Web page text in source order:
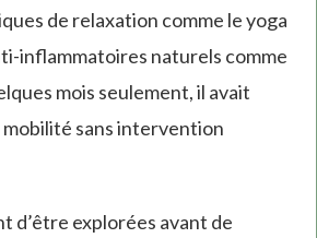
de relaxation comme le yoga
inflammatoires naturels comme
mois seulement, il avait
sans intervention
d’être explorées avant de